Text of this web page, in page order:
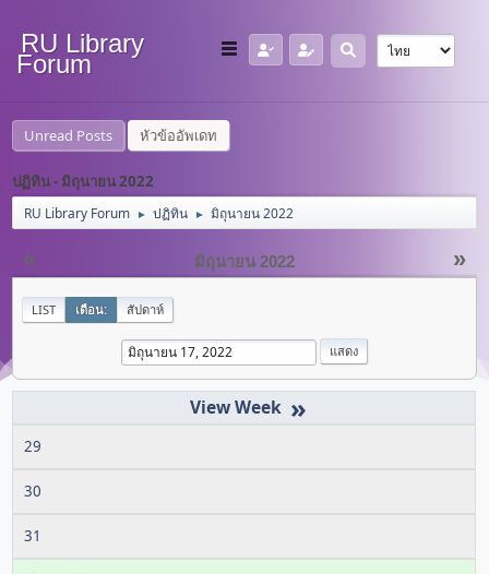
RU Library
Forum
Unread Posts หัวข้ออัพเดท
ปฏิทิน - มิถุนายน 2022
RU Library Forum ► ปฏิทิน ► มิถุนายน 2022
« »
มิถุนายน 2022
LIST เดือน: สัปดาห์
»
29
30
31